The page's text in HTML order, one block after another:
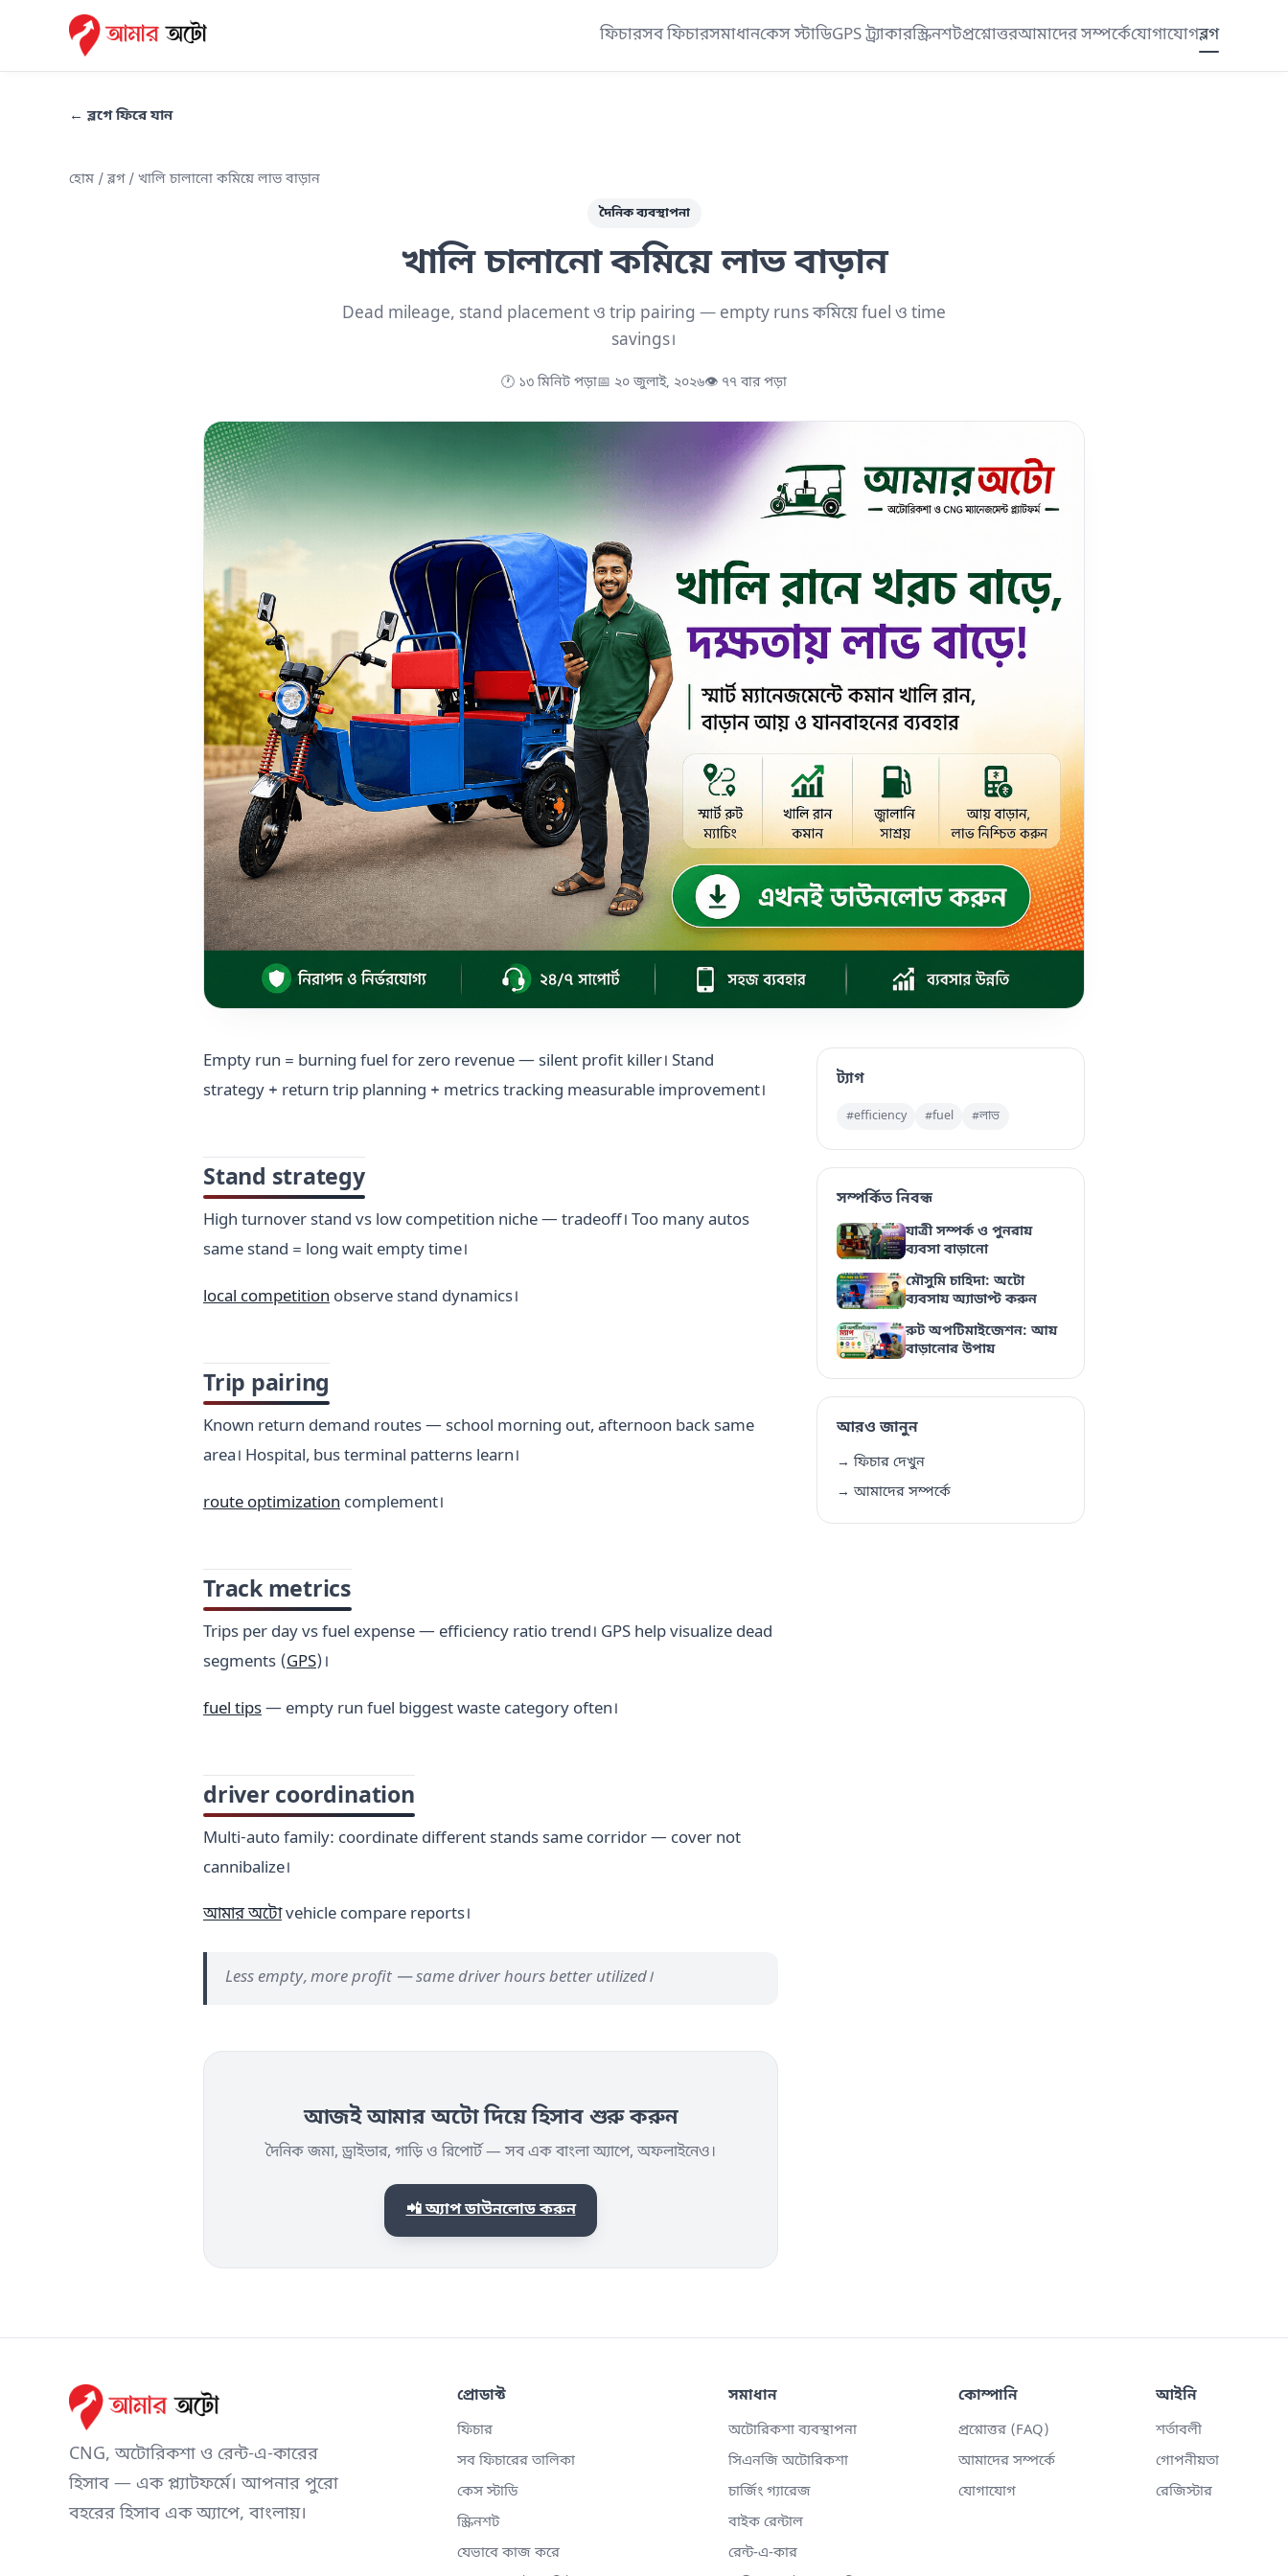
ফিচারসব ফিচারসমাধানকেস স্টাডিGPS ট্র্যাকারস্ক্রিনশটপ্রশ্নোত্তরআমাদের সম্পর্কেযোগাযোগব্লগ
← ব্লগে ফিরে যান
হোম / ব্লগ/ খালি চালানো কমিয়ে লাভ বাড়ান
দৈনিক ব্যবস্থাপনা
খালি চালানো কমিয়ে লাভ বাড়ান
Dead mileage, stand placement ও trip pairing — empty runs কমিয়ে fuel ও time
savings।
🕐 ১৩ মিনিট পড়া📅 ২০ জুলাই, ২০২৬👁 ৭৭ বার পড়া
Empty run = burning fuel for zero revenue — silent profit killer। Stand
strategy + return trip planning + metrics tracking measurable improvement।
Stand strategy
High turnover stand vs low competition niche — tradeoff। Too many autos
same stand = long wait empty time।
local competition observe stand dynamics।
Trip pairing
Known return demand routes — school morning out, afternoon back same
area। Hospital, bus terminal patterns learn।
route optimization complement।
Track metrics
Trips per day vs fuel expense — efficiency ratio trend। GPS help visualize dead
segments (GPS)।
fuel tips— empty run fuel biggest waste category often।
driver coordination
Multi-auto family: coordinate different stands same corridor — cover not
cannibalize।
আমার অটোvehicle compare reports।
Less empty, more profit — same driver hours better utilized।
আজই আমার অটো দিয়ে হিসাব শুরু করুন
দৈনিক জমা, ড্রাইভার, গাড়ি ও রিপোর্ট — সব এক বাংলা অ্যাপে, অফলাইনেও।
📲 অ্যাপ ডাউনলোড করুন
ট্যাগ
#efficiency #fuel #লাভ
সম্পর্কিত নিবন্ধ
যাত্রী সম্পর্ক ও পুনরায়
ব্যবসা বাড়ানো
মৌসুমি চাহিদা: অটো
ব্যবসায় অ্যাডাপ্ট করুন
রুট অপটিমাইজেশন: আয়
বাড়ানোর উপায়
আরও জানুন
→ ফিচার দেখুন
→ আমাদের সম্পর্কে
CNG, অটোরিকশা ও রেন্ট-এ-কারের
হিসাব — এক প্ল্যাটফর্মে। আপনার পুরো
বহরের হিসাব এক অ্যাপে, বাংলায়।
প্রোডাক্ট
ফিচার
সব ফিচারের তালিকা
কেস স্টাডি
স্ক্রিনশট
যেভাবে কাজ করে
সমাধান
অটোরিকশা ব্যবস্থাপনা
সিএনজি অটোরিকশা
চার্জিং গ্যারেজ
বাইক রেন্টাল
রেন্ট-এ-কার
কোম্পানি
প্রশ্নোত্তর (FAQ)
আমাদের সম্পর্কে
যোগাযোগ
আইনি
শর্তাবলী
গোপনীয়তা
রেজিস্টার